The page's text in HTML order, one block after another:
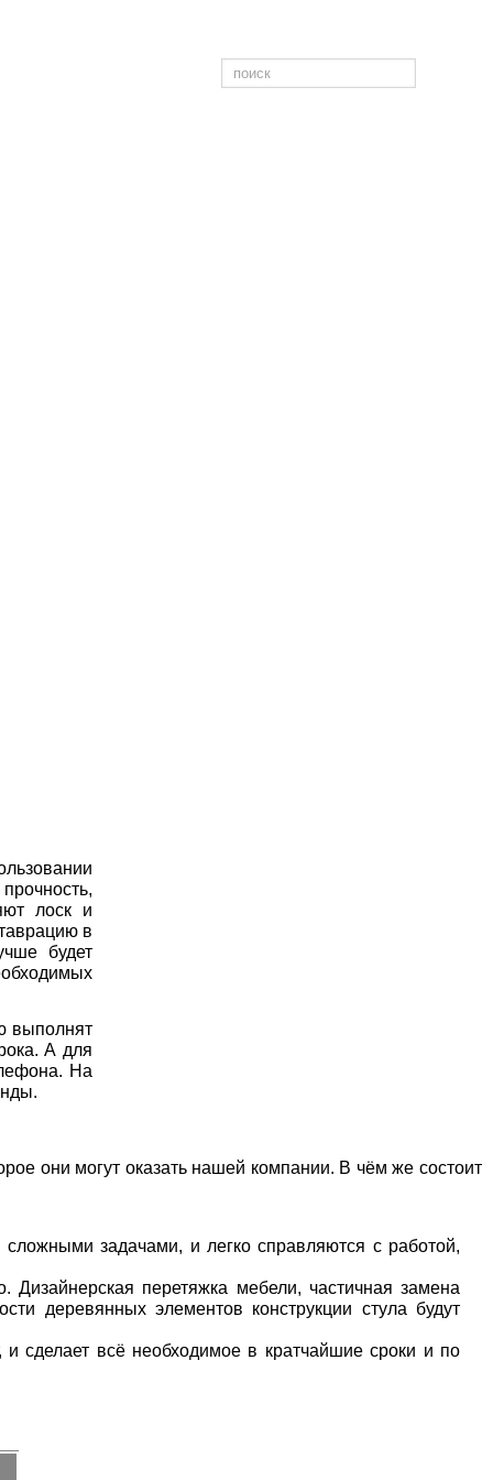
лоск и
в
будет
выполнят
А для
На
они могут оказать нашей компании. В чём же состоит
задачами, и легко справляются с работой,
перетяжка мебели, частичная замена
деревянных элементов конструкции стула будут
сделает всё необходимое в кратчайшие сроки и по